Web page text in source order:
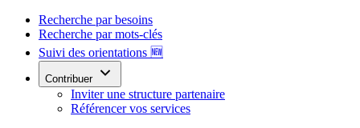
Recherche par besoins
Recherche par mots-clés
Suivi des orientations 🆕
Contribuer
Inviter une structure partenaire
Référencer vos services